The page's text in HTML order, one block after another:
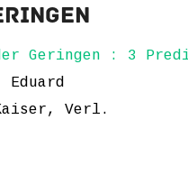
Geringen : 3
Eduard
Verl.